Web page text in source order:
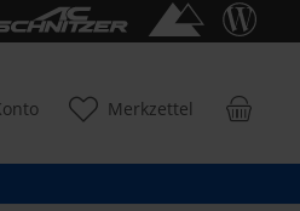
Merkzettel